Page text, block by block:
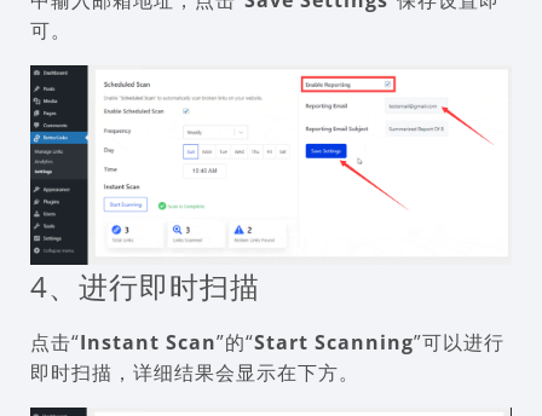
可。
4、进行即时扫描
点击“Instant Scan”的“Start Scanning”可以进行
即时扫描，详细结果会显示在下方。